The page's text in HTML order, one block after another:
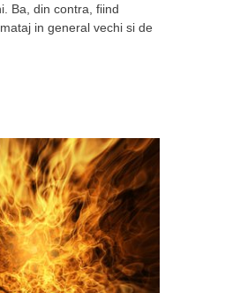
Ba, din contra, fiind
in general vechi si de